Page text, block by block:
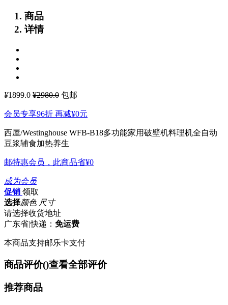
商品
详情
¥1899.0 ¥2980.0 包邮
会员专享96折 再减¥0元
西屋/Westinghouse WFB-B18多功能家用破壁机料理机全自动
豆浆辅食加热养生
邮特惠会员，此商品省¥0
成为会员
促销 领取
选择颜色 尺寸
请选择收货地址
广东省|快递： 免运费
本商品支持邮乐卡支付
商品评价()查看全部评价
推荐商品